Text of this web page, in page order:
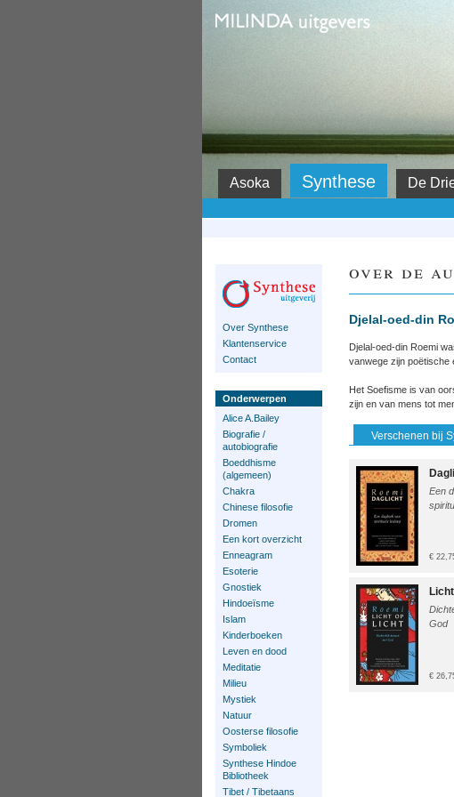
Asoka Synthese De
Over Synthese
Klantenservice
Contact
Onderwerpen
Alice A.Bailey
Biografie /
autobiografie
Boeddhisme
(algemeen)
Chakra
Chinese filosofie
Dromen
Een kort overzicht
Enneagram
Esoterie
Gnostiek
Hindoeïsme
Islam
Kinderboeken
Leven en dood
Meditatie
Milieu
Mystiek
Natuur
Oosterse filosofie
Symboliek
Synthese Hindoe
Bibliotheek
Tibet / Tibetaans
over de
Djelal-oed-din
Djelal-oed-din Roemi
vanwege zijn poëtische
Het Soefisme is van
zijn en van mens tot
Verschenen bij
Een
€
God
€